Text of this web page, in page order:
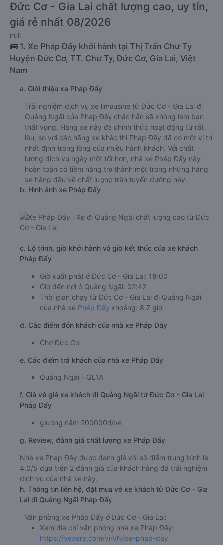
Đức Cơ - Gia Lai chất lượng cao, uy tín,
giá rẻ nhất 08/2026
null
🚌 1. Xe Pháp Đấy khởi hành tại Thị Trấn Chư Ty
Huyện Đức Cơ, TT. Chư Ty, Đức Cơ, Gia Lai, Việt
Nam
a. Giới thiệu xe Pháp Đấy
Trải nghiệm dịch vụ xe limousine từ Đức Cơ - Gia Lai đi
Quảng Ngãi của Pháp Đấy chắc hẳn sẽ không làm bạn
thất vọng. Hãng xe này đã chính thức hoạt động từ rất
lâu, so với các hãng xe khác thì Pháp Đấy đã có một vị trí
nhất định trong lòng của nhiều hành khách. Với chất
lượng dịch vụ ngày một tốt hơn, nhà xe Pháp Đấy này
hoàn toàn có tiềm năng trở thành một trong những hãng
xe hàng đầu về chất lượng trên tuyến đường này.
b. Hình ảnh xe Pháp Đấy
c. Lộ trình, giờ khởi hành và giờ kết thúc của xe khách
Pháp Đấy
Giờ xuất phát ở Đức Cơ - Gia Lai: 18:00
Giờ đến nơi ở Quảng Ngãi: 02:42
Thời gian chạy từ Đức Cơ - Gia Lai đi Quảng Ngãi
của nhà xe Pháp Đấy khoảng: 8.7 giờ
d. Các điểm đón khách của nhà xe Pháp Đấy
Chợ Đức Cơ
e. Các điểm trả khách của nhà xe Pháp Đấy
Quảng Ngãi - QL1A
f. Giá vé giá xe khách đi Quảng Ngãi từ Đức Cơ - Gia Lai
Pháp Đấy
giường nằm 200000đ/vé
g. Review, đánh giá chất lượng xe Pháp Đấy
Nhà xe Pháp Đấy được đánh giá với số điểm trung bình là
4.0/5 dựa trên 2 đánh giá của khách hàng đã trải nghiệm
dịch vụ của nhà xe này.
h. Thông tin liên hệ, đặt mua vé xe khách từ Đức Cơ - Gia
Lai đi Quảng Ngãi Pháp Đấy
Văn phòng xe Pháp Đấy ở Đức Cơ - Gia Lai:
Xem địa chỉ văn phòng nhà xe Pháp Đấy:
https://vexere.com/vi-VN/xe-phap-day